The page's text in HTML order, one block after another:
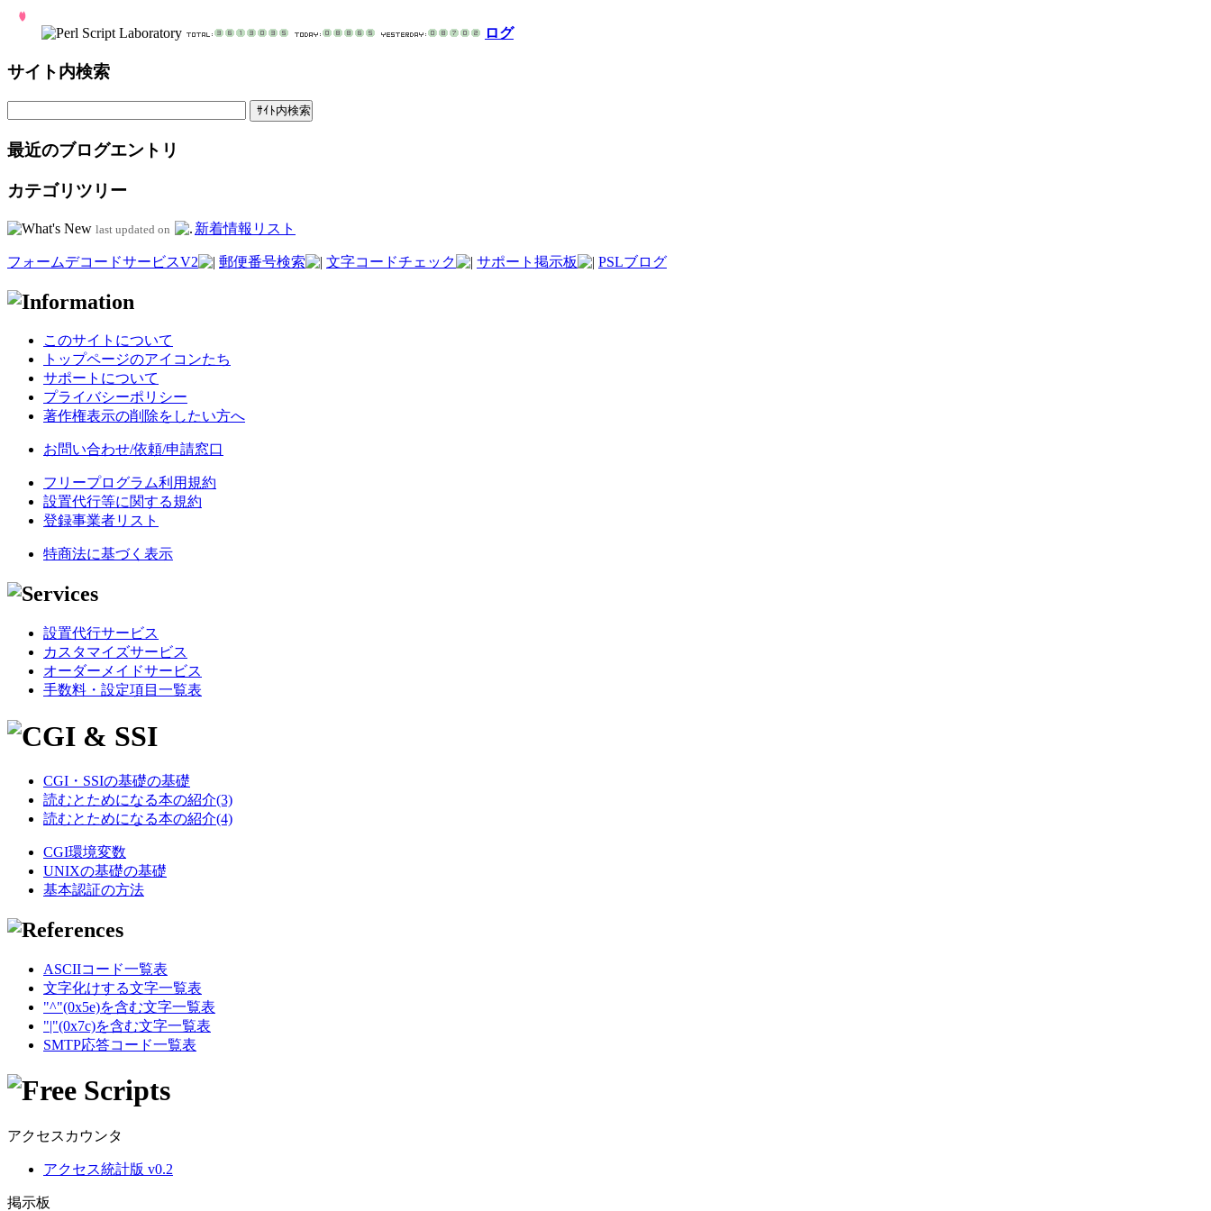
ログ
サイト内検索
最近のブログエントリ
カテゴリツリー
last updated on 新着情報リスト
フォームデコードサービスV2 郵便番号検索 文字コードチェック サポート掲示板 PSLブログ
このサイトについて
トップページのアイコンたち
サポートについて
プライバシーポリシー
著作権表示の削除をしたい方へ
お問い合わせ/依頼/申請窓口
フリープログラム利用規約
設置代行等に関する規約
登録事業者リスト
特商法に基づく表示
設置代行サービス
カスタマイズサービス
オーダーメイドサービス
手数料・設定項目一覧表
CGI・SSIの基礎の基礎
読むとためになる本の紹介(3)
読むとためになる本の紹介(4)
CGI環境変数
UNIXの基礎の基礎
基本認証の方法
ASCIIコード一覧表
文字化けする文字一覧表
"^"(0x5e)を含む文字一覧表
"|"(0x7c)を含む文字一覧表
SMTP応答コード一覧表
アクセスカウンタ
アクセス統計版 v0.2
掲示板